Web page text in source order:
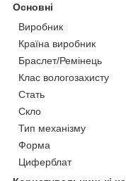
Основні
Виробник
Країна виробник
Браслет/Ремінець
Клас вологозахисту
Стать
Скло
Тип механізму
Форма
Циферблат